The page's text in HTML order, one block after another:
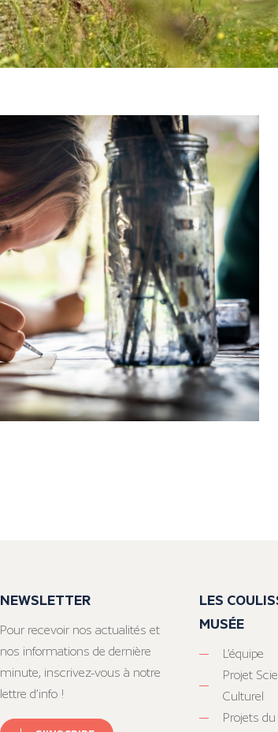
NEWSLETTER
Pour recevoir nos actualités et
nos informations de dernière
minute, inscrivez-vous à notre
lettre d’info !
LES
MUSÉE
L’équipe
Projet
Culturel
Projets